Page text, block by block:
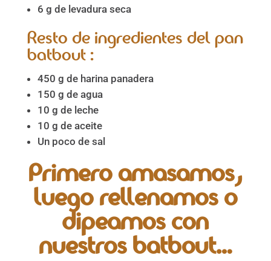
6 g de levadura seca
Resto de ingredientes del pan
batbout :
450 g de harina panadera
150 g de agua
10 g de leche
10 g de aceite
Un poco de sal
Primero amasamos,
luego rellenamos o
dipeamos con
nuestros batbout…